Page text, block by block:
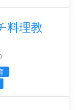
料理教